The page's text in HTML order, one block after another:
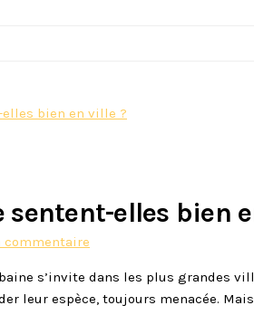
bien en ville ?
elles bien
commentaire
urbaine
:
s’invite dans les plus grandes
leur espèce, toujours menacée.